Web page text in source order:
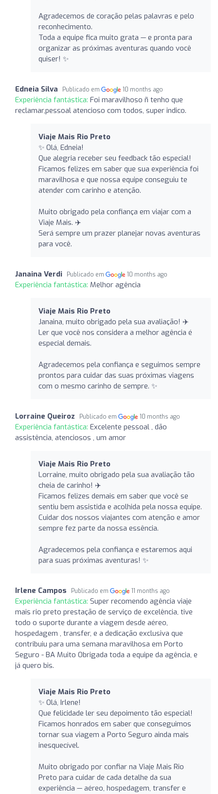
Agradecemos de coração pelas palavras e pelo
reconhecimento.
Toda a equipe fica muito grata — e pronta para
organizar as próximas aventuras quando você
quiser! ✨
Edneia Silva Publicado em 10 months ago
Experiência fantástica: Foi maravilhoso ñ tenho que
reclamar,pessoal atencioso com todos, super indico.
Viaje Mais Rio Preto
✨ Olá, Edneia!
Que alegria receber seu feedback tão especial!
Ficamos felizes em saber que sua experiência foi
maravilhosa e que nossa equipe conseguiu te
atender com carinho e atenção.
Muito obrigado pela confiança em viajar com a
Viaje Mais. ✈️
Será sempre um prazer planejar novas aventuras
para você.
Janaina Verdi Publicado em 10 months ago
Experiência fantástica: Melhor agência
Viaje Mais Rio Preto
Janaina, muito obrigado pela sua avaliação! ✈️
Ler que você nos considera a melhor agência é
especial demais.
Agradecemos pela confiança e seguimos sempre
prontos para cuidar das suas próximas viagens
com o mesmo carinho de sempre. ✨
Lorraine Queiroz Publicado em 10 months ago
Experiência fantástica: Excelente pessoal , dão
assistência, atenciosos , um amor
Viaje Mais Rio Preto
Lorraine, muito obrigado pela sua avaliação tão
cheia de carinho! ✈️
Ficamos felizes demais em saber que você se
sentiu bem assistida e acolhida pela nossa equipe.
Cuidar dos nossos viajantes com atenção e amor
sempre fez parte da nossa essência.
Agradecemos pela confiança e estaremos aqui
para suas próximas aventuras! ✨
Irlene Campos Publicado em 11 months ago
Experiência fantástica: Super recomendo agência viaje
mais rio preto prestação de serviço de excelência, tive
todo o suporte durante a viagem desde aéreo,
hospedagem , transfer, e a dedicação exclusiva que
contribuiu para uma semana maravilhosa em Porto
Seguro - BA Muito Obrigada toda a equipe da agência, e
já quero bis.
Viaje Mais Rio Preto
✨ Olá, Irlene!
Que felicidade ler seu depoimento tão especial!
Ficamos honrados em saber que conseguimos
tornar sua viagem a Porto Seguro ainda mais
inesquecível.
Muito obrigado por confiar na Viaje Mais Rio
Preto para cuidar de cada detalhe da sua
experiência — aéreo, hospedagem, transfer e